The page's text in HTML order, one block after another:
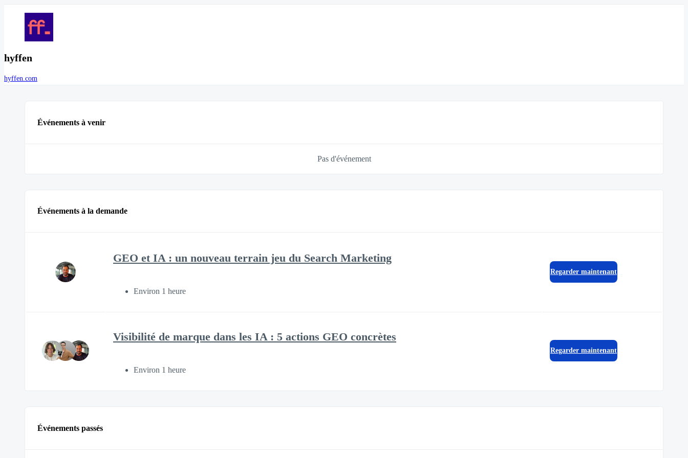
hyffen
hyffen.com
Événements à venir
Pas d'événement
Événements à la demande
GEO et IA : un nouveau terrain jeu du Search Marketing
Environ 1 heure
Regarder maintenant
Visibilité de marque dans les IA : 5 actions GEO concrètes
Environ 1 heure
Regarder maintenant
Événements passés